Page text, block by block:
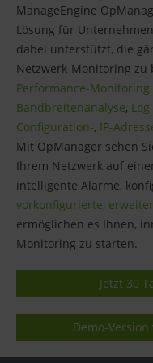
ManageEngine
Lösung für
dabei unterstützt, die
Netzwerk-Monitoring zu
Performance-Monitoring
Bandbreitenanalyse,
Configuration-, IP-
Mit OpManager sehen
Ihrem Netzwerk auf
intelligente Alarme,
vorkonfigurierte,
ermöglichen es Ihnen,
Monitoring zu starten.
Jetzt 30
Demo-